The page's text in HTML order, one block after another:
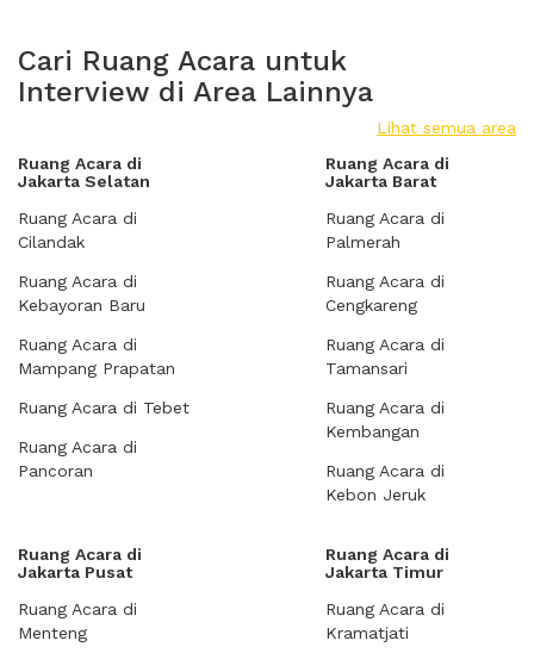
Cari Ruang Acara untuk
Interview di Area Lainnya
Lihat semua area
Ruang Acara di
Jakarta Selatan
Ruang Acara di
Cilandak
Ruang Acara di
Kebayoran Baru
Ruang Acara di
Mampang Prapatan
Ruang Acara di Tebet
Ruang Acara di
Pancoran
Ruang Acara di
Jakarta Barat
Ruang Acara di
Palmerah
Ruang Acara di
Cengkareng
Ruang Acara di
Tamansari
Ruang Acara di
Kembangan
Ruang Acara di
Kebon Jeruk
Ruang Acara di
Jakarta Pusat
Ruang Acara di
Menteng
Ruang Acara di
Jakarta Timur
Ruang Acara di
Kramatjati